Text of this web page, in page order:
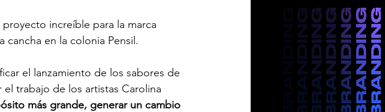
increíble para la marca
en la colonia Pensil.
el lanzamiento de los sabores de
trabajo de los artistas Carolina
más grande, generar un cambio